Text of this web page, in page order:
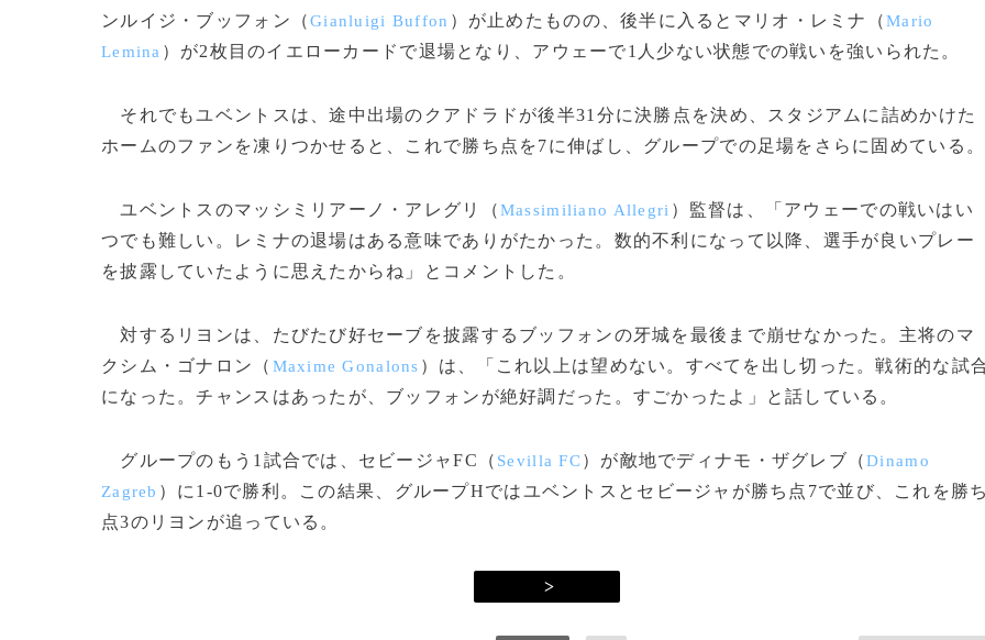
ンルイジ・ブッフォン（Gianluigi Buffon ）が止めたものの、後半に入るとマリオ・レミナ（Mario
Lemina ）が2枚目のイエローカードで退場となり、アウェーで1人少ない状態での戦いを強いられた。
それでもユベントスは、途中出場のクアドラドが後半31分に決勝点を決め、スタジアムに詰めかけた
ホームのファンを凍りつかせると、これで勝ち点を7に伸ばし、グループでの足場をさらに固めている。
ユベントスのマッシミリアーノ・アレグリ（Massimiliano Allegri ）監督は、「アウェーでの戦いはい
つでも難しい。レミナの退場はある意味でありがたかった。数的不利になって以降、選手が良いプレー
を披露していたように思えたからね」とコメントした。
対するリヨンは、たびたび好セーブを披露するブッフォンの牙城を最後まで崩せなかった。主将のマ
クシム・ゴナロン（ Maxime Gonalons ）は、「これ以上は望めない。すべてを出し切った。戦術的な試
になった。チャンスはあったが、ブッフォンが絶好調だった。すごかったよ」と話している。
グループのもう1試合では、セビージャFC（ Sevilla FC）が敵地でディナモ・ザグレブ（Dinamo
Zagreb ）に1-0で勝利。この結果、グループHではユベントスとセビージャが勝ち点7で並び、これを勝
点3のリヨンが追っている。
>